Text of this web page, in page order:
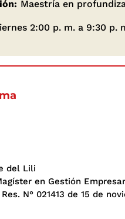
Maestría en
2:00 p. m. a 9:30 p.
del Lili
en Gestión
Res. N° 021413 de 15 de